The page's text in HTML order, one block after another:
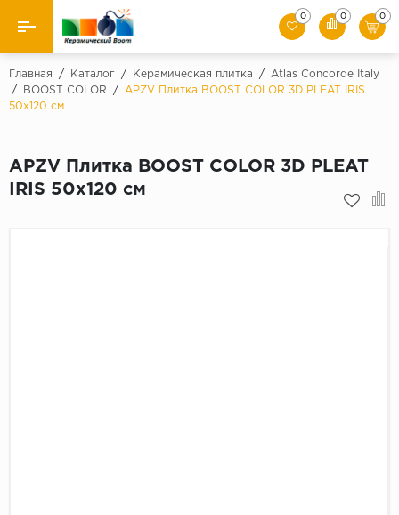
Назад
Производители
Керамогранит
0 0 0
Главная / Каталог / Керамическая плитка /
Atlas Concorde Italy
/
BOOST COLOR /
APZV Плитка BOOST COLOR 3D PLEAT IRIS
50x120 см
APZV Плитка BOOST COLOR 3D PLEAT
IRIS 50x120 см